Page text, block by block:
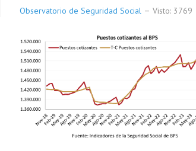
Observatorio de Seguridad Social Visto: 3769